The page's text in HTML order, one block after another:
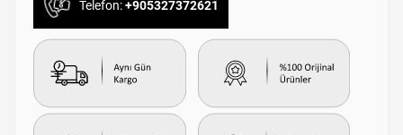
Telefon:+905327372621